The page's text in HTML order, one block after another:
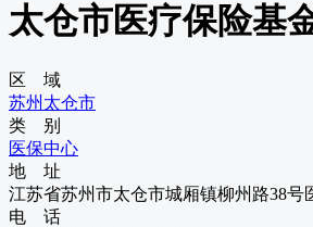
太仓市医疗保险基
区 域
苏州 太仓市
类 别
医保中心
地 址
江苏省苏州市太仓市城厢镇柳州路38号
电 话